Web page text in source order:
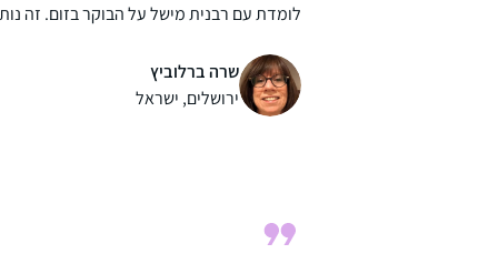
לומדת עם רבנית מישל על הבוקר בזום. זה
גדול להתחיל את היום בלימוד ובתפילה. תודה
רבה !
שרה ברלוביץ
ירושלים, ישראל